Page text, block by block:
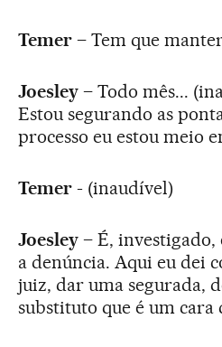
Temer– Tem que
Joesley– Todo mês...
Estou segurando as
processo eu estou meio
Temer- (inaudível)
Joesley– É, investigado,
a denúncia. Aqui eu dei
juiz, dar uma segurada,
substituto que é um cara